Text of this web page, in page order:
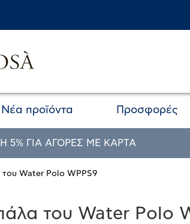
Νέα προϊόντα Προσφορές
ΓΙΑ ΑΓΟΡΕΣ ΜΕ ΚΑΡΤΑ
Water Polo WPPS9
του Water Polo